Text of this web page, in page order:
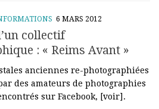
6 MARS 2012
collectif
: « Reims Avant »
anciennes re-photographiées
des amateurs de photographies
sur Facebook, [voir].